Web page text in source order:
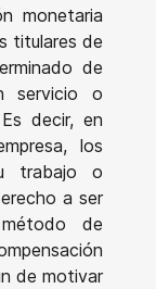
monetaria
titulares de
de
servicio o
decir, en
los
trabajo o
a ser
de
de motivar